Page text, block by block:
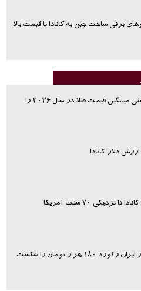
برقی ساخت چین به کانادا با قیمت بالا
بانک آمریکا پیش‌بینی میانگین قیمت طلا در سال ۲۰۲۶ را
دلار کانادا
۷۰ سنت آمریکا
هزار تومان را شکست